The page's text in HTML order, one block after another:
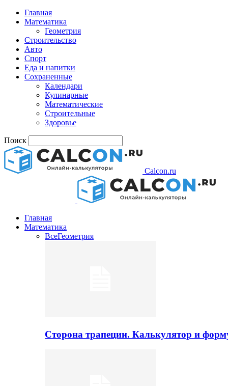
Главная
Математика
Геометрия
Строительство
Авто
Спорт
Еда и напитки
Сохраненные
Календари
Кулинарные
Математические
Строительные
Здоровье
Поиск
Calcon.ru
Главная
Математика
ВсеГеометрия
Сторона трапеции. Калькулятор и